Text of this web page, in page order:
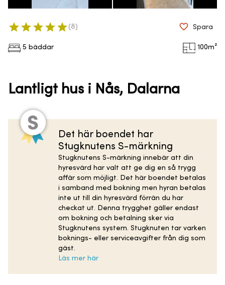
5 bäddar 100m²
( 8 ) Spara
Lantligt hus i Nås, Dalarna
Det här boendet har
Stugknutens S-märkning
Stugknutens S-märkning innebär att din
hyresvärd har valt att ge dig en så trygg
affär som möjligt. Det här boendet betalas
i samband med bokning men hyran betalas
inte ut till din hyresvärd förrän du har
checkat ut. Denna trygghet gäller endast
om bokning och betalning sker via
Stugknutens system. Stugknuten tar varken
boknings- eller serviceavgifter från dig som
gäst.
Läs mer här